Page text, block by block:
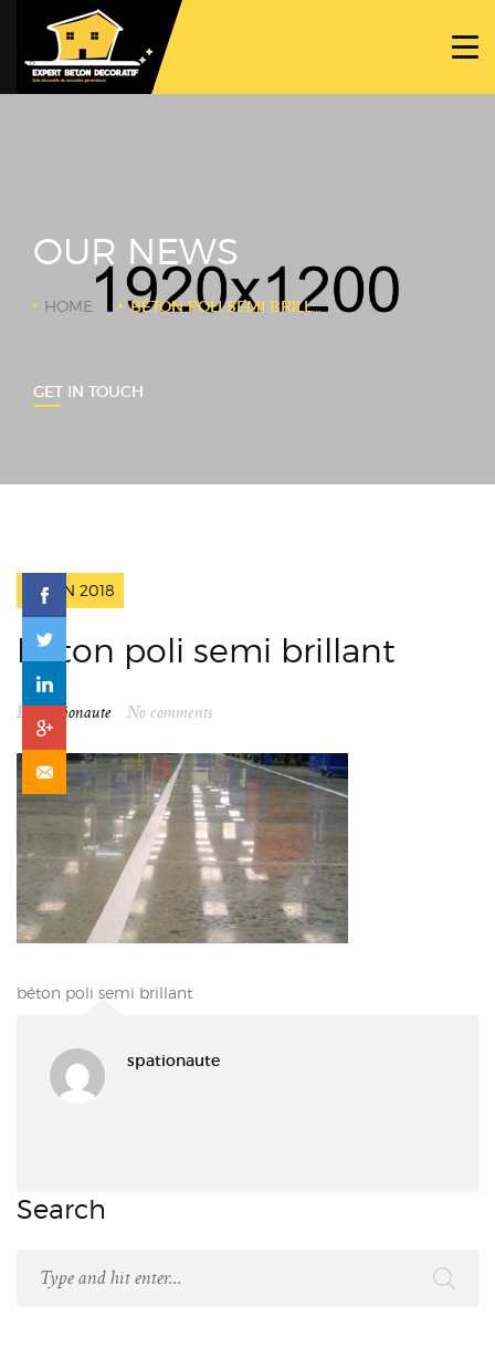
PROJETS
NOUS CONTACTER
OUR NEWS
HOME BÉTON POLI SEMI BRILLANT
GET IN TOUCH
2 JUIN 2018
béton poli semi brillant
By spationaute No comments
béton poli semi brillant
spationaute
Search